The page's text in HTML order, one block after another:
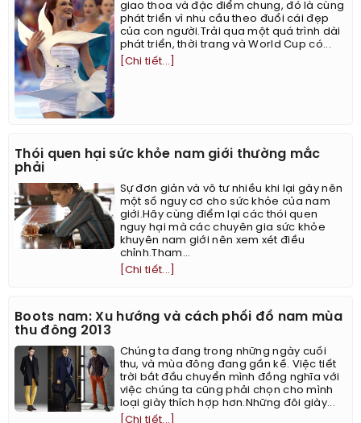
giao thoa và đặc điểm chung, đó là cùng
phát triển vì nhu cầu theo đuổi cái đẹp
của con người.Trải qua một quá trình dài
phát triển, thời trang và World Cup có...
[Chi tiết...]
Thói quen hại sức khỏe nam giới thường mắc
phải
Sự đơn giản và vô tư nhiều khi lại gây nên
một số nguy cơ cho sức khỏe của nam
giới.Hãy cùng điểm lại các thói quen
nguy hại mà các chuyên gia sức khỏe
khuyên nam giới nên xem xét điều
chỉnh.Tham...
[Chi tiết...]
Boots nam: Xu hướng và cách phối đồ nam mùa
thu đông 2013
Chúng ta đang trong những ngày cuối
thu, và mùa đông đang gần kề. Việc tiết
trời bắt đầu chuyển mình đồng nghĩa với
việc chúng ta cũng phải chọn cho mình
loại giày thích hợp hơn.Những đôi giày...
[Chi tiết...]